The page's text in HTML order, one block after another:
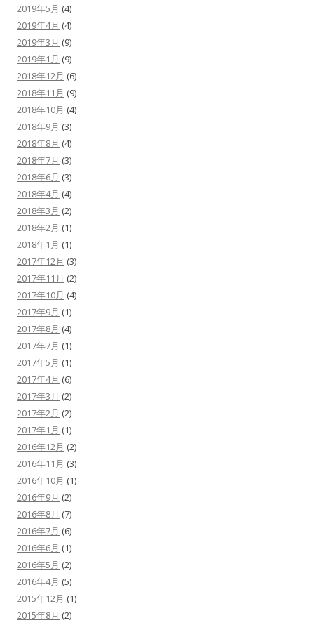
2019年5月 (4)
2019年4月 (4)
2019年3月 (9)
2019年1月 (9)
2018年12月 (6)
2018年11月 (9)
2018年10月 (4)
2018年9月 (3)
2018年8月 (4)
2018年7月 (3)
2018年6月 (3)
2018年4月 (4)
2018年3月 (2)
2018年2月 (1)
2018年1月 (1)
2017年12月 (3)
2017年11月 (2)
2017年10月 (4)
2017年9月 (1)
2017年8月 (4)
2017年7月 (1)
2017年5月 (1)
2017年4月 (6)
2017年3月 (2)
2017年2月 (2)
2017年1月 (1)
2016年12月 (2)
2016年11月 (3)
2016年10月 (1)
2016年9月 (2)
2016年8月 (7)
2016年7月 (6)
2016年6月 (1)
2016年5月 (2)
2016年4月 (5)
2015年12月 (1)
2015年8月 (2)